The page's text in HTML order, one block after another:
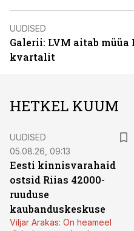
UUDISED
Galerii: LVM aitab
kvartalit
HETKEL KUUM
UUDISED
05.08.26, 09:13
Eesti kinnisvarahaid
ostsid Riias 42000-
ruuduse
kaubanduskeskuse
Viljar Arakas: On heameel